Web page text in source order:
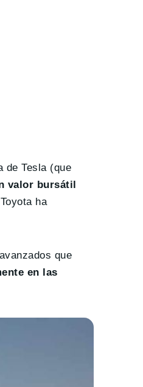
de Tesla (que
valor bursátil
ha
que
en las